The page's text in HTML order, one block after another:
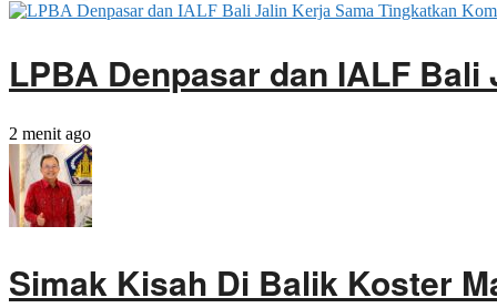
LPBA Denpasar dan IALF
2 menit ago
Simak Kisah Di Balik Koster